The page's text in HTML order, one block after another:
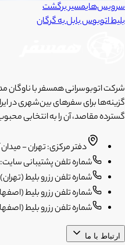
سرویس‌هایمسیر برگشت
بلیط اتوبوسبابلبهگرگان
شرکت اتوبوسرانی همسفر با ناوگان
گزینه‌ها برای سفرهای بین‌شهری در
گسترده مقاصد، آن را به انتخابی
دفتر مرکزی: تهران - میدان
شماره تلفن پشتیبانی سایت: 41609000-021
شماره تلفن رزرو بلیط (تهران): 7182-
شماره تلفن رزرو بلیط (اصفهان -
شماره تلفن رزرو بلیط (اصفهان -
ارتباط با ما